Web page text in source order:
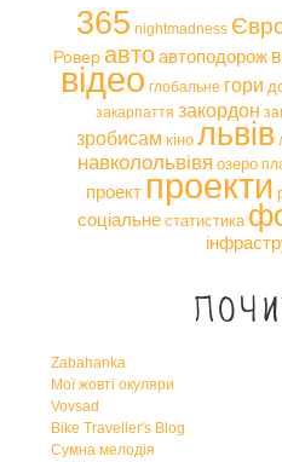
365 nightmadness
Роверавтоавтоподорож
відео глобальне гори
закарпаття закордон
зробисам кіно львів
навколольвівя озеро
проект проекти
соціальне статистика
Zabahanka
Мої жовті окуляри
Vovsad
Bike Traveller's Blog
Сумна мелодія